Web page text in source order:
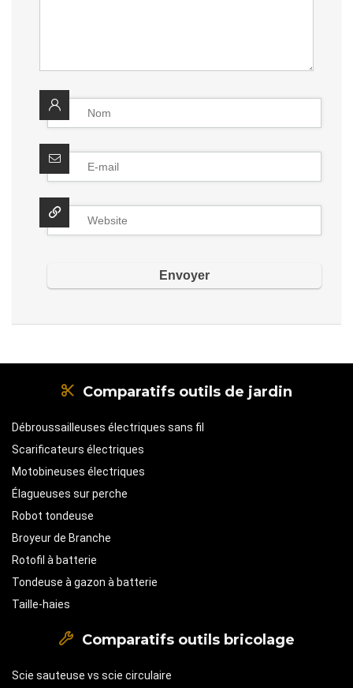
Comparatifs outils de jardin
Débroussailleuses électriques sans fil
Scarificateurs électriques
Motobineuses électriques
Élagueuses sur perche
Robot tondeuse
Broyeur de Branche
Rotofil à batterie
Tondeuse à gazon à batterie
Taille-haies
Comparatifs outils bricolage
Scie sauteuse vs scie circulaire